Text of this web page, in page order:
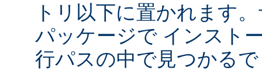
トリ以下に置かれます
パッケージで インスト
行パスの中で見つかる